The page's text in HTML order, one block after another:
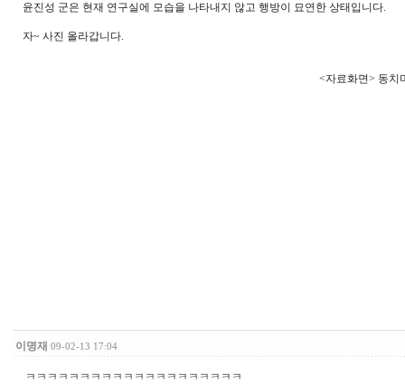
윤진성 군은 현재 연구실에 모습을 나타내지 않고 행방이 묘연한 상태입니다.
자~ 사진 올라갑니다.
<자료화면> 동치
이명재 09-02-13 17:04
ㅋㅋㅋㅋㅋㅋㅋㅋㅋㅋㅋㅋㅋㅋㅋㅋㅋㅋㅋㅋ